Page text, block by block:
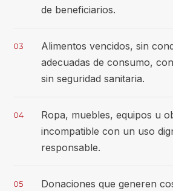
de beneficiarios.
03
Alimentos vencidos, sin
adecuadas de consumo,
sin seguridad sanitaria.
04
Ropa, muebles, equipos u
incompatible con un uso
responsable.
05
Donaciones que generen